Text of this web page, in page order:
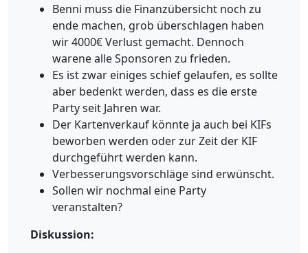
Benni muss die Finanzübersicht noch zu
ende machen, grob überschlagen haben
wir 4000€ Verlust gemacht. Dennoch
warene alle Sponsoren zu frieden.
Es ist zwar einiges schief gelaufen, es sollte
aber bedenkt werden, dass es die erste
Party seit Jahren war.
Der Kartenverkauf könnte ja auch bei KIFs
beworben werden oder zur Zeit der KIF
durchgeführt werden kann.
Verbesserungsvorschläge sind erwünscht.
Sollen wir nochmal eine Party
veranstalten?
Diskussion: